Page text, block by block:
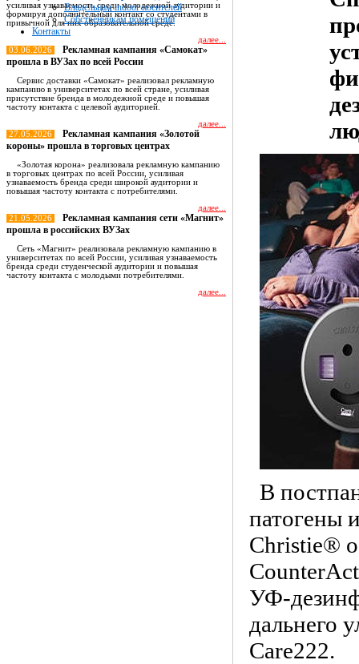
Владельцам indoor носителей
Собственникам помещений
Контакты
усиливая узнаваемость среди молодежной аудитории и
формируя дополнительный контакт со студентами в
привычной для них образовательной среде.
далее...
03.06.2026
Рекламная кампания «Самокат»
прошла в ВУЗах по всей России
Сервис доставки «Самокат» реализовал рекламную
кампанию в университетах по всей стране, усиливая
присутствие бренда в молодежной среде и повышая
частоту контакта с целевой аудиторией.
далее...
27.05.2026
Рекламная кампания «Золотой
короны» прошла в торговых центрах
«Золотая корона» реализовала рекламную кампанию
в торговых центрах по всей России, усиливая
узнаваемость бренда среди широкой аудитории и
повышая частоту контакта с потребителями.
далее...
21.05.2026
Рекламная кампания сети «Магнит»
прошла в российских ВУЗах
Сеть «Магнит» реализовала рекламную кампанию в
университетах по всей России, усиливая узнаваемость
бренда среди студенческой аудитории и повышая
частоту контакта с молодыми потребителями.
далее...
В
патогены
Christie®
УФ-
дальнего
Care222.